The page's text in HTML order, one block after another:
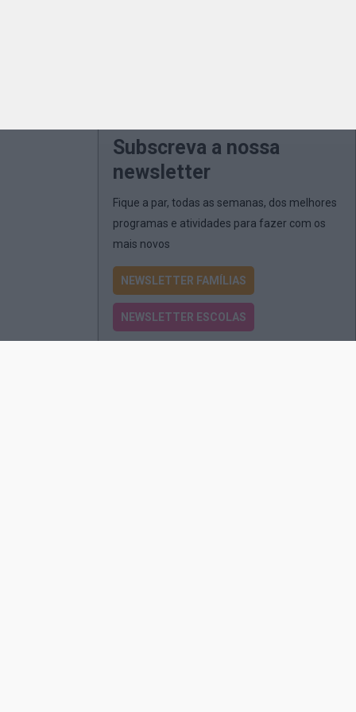
Subscreva a nossa
newsletter
Fique a par, todas as semanas, dos melhores
programas e atividades para fazer com os
mais novos
NEWSLETTER FAMÍLIAS
NEWSLETTER ESCOLAS